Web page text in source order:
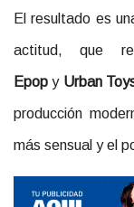
El resultado es
actitud, que
Epop y Urban
producción
más sensual y el